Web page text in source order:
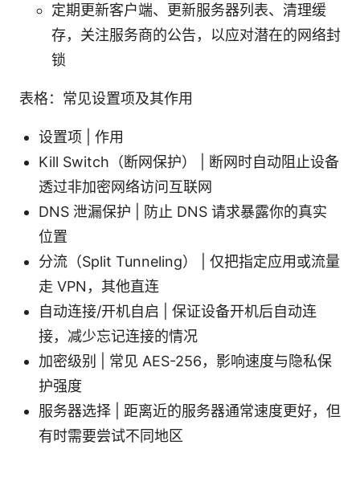
定期更新客户端、更新服务器列表、清理缓
存，关注服务商的公告，以应对潜在的网络封
锁
表格：常见设置项及其作用
设置项 | 作用
Kill Switch（断网保护） | 断网时自动阻止设备
透过非加密网络访问互联网
DNS 泄漏保护 | 防止 DNS 请求暴露你的真实
位置
分流（Split Tunneling） | 仅把指定应用或流量
走 VPN，其他直连
自动连接/开机自启 | 保证设备开机后自动连
接，减少忘记连接的情况
加密级别 | 常见 AES-256，影响速度与隐私保
护强度
服务器选择 | 距离近的服务器通常速度更好，但
有时需要尝试不同地区